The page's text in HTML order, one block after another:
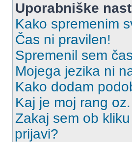
Uporabniške
Kako spremenim
Čas ni pravilen!
Spremenil sem
Mojega jezika ni
Kako dodam
Kaj je moj rang
Zakaj sem ob
prijavi?